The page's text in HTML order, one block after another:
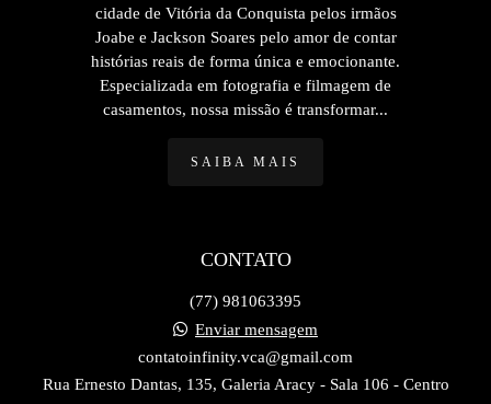
cidade de Vitória da Conquista pelos irmãos
Joabe e Jackson Soares pelo amor de contar
histórias reais de forma única e emocionante.
Especializada em fotografia e filmagem de
casamentos, nossa missão é transformar...
SAIBA MAIS
CONTATO
(77) 981063395
Enviar mensagem
contatoinfinity.vca@gmail.com
Rua Ernesto Dantas, 135, Galeria Aracy - Sala 106 - Centro